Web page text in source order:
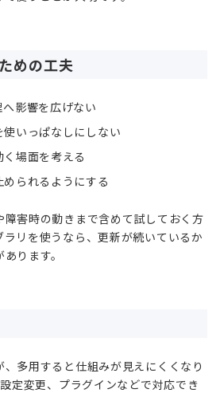
めの工夫
影響を広げない
使いっぱなしにしない
場面を考える
られるようにする
障害時の動きまで含めて試しておく方
リを使うなら、更新が続いているか
ります。
多用すると仕組みが見えにくくなり
定変更、プラグインなどで対応でき